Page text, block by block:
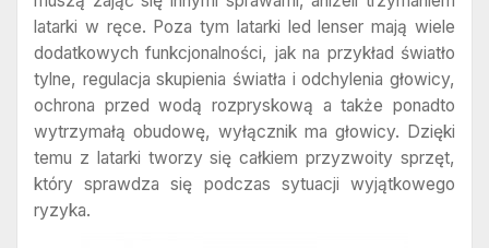
latarki w ręce. Poza tym latarki led lenser mają wiele
dodatkowych funkcjonalności, jak na przykład światło
tylne, regulacja skupienia światła i odchylenia głowicy,
ochrona przed wodą rozpryskową a także ponadto
wytrzymałą obudowę, wyłącznik ma głowicy. Dzięki
temu z latarki tworzy się całkiem przyzwoity sprzęt,
który sprawdza się podczas sytuacji wyjątkowego
ryzyka.